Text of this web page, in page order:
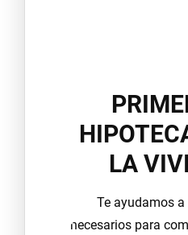
LA
Te ayudamos
necesarios para